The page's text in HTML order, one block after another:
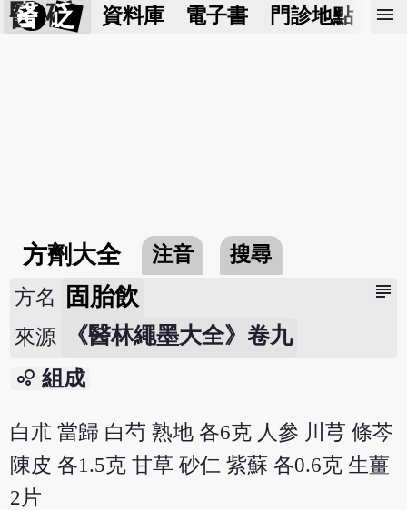
醫 砭 資料庫 電子書 門診地點 預
menu
方劑大全 注音 搜尋
subject
方名 固胎飲
來源 《醫林繩墨大全》卷九
bubble_chart 組成
白朮 當歸 白芍 熟地 各6克 人參 川芎 條芩
陳皮 各1.5克 甘草 砂仁 紫蘇 各0.6克 生薑
2片